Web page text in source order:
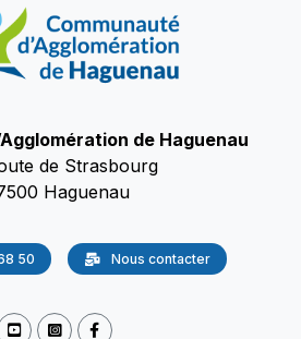
de Haguenau
de Strasbourg
Haguenau
50 Nous contacter